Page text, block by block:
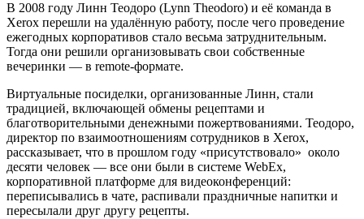
В 2008 году Линн Теодоро (Lynn Theodoro) и её команда в
Xerox перешли на удалённую работу, после чего проведение
ежегодных корпоративов стало весьма затруднительным.
Тогда они решили организовывать свои собственные
вечеринки — в remote-формате.
Виртуальные посиделки, организованные Линн, стали
традицией, включающей обмены рецептами и
благотворительными денежными пожертвованиями. Теодоро,
директор по взаимоотношениям сотрудников в Xerox,
рассказывает, что в прошлом году «присутствовало» около
десяти человек — все они были в системе WebEx,
корпоративной платформе для видеоконференций:
переписывались в чате, распивали праздничные напитки и
пересылали друг другу рецепты.